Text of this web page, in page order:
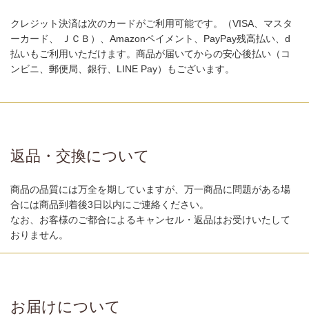
クレジット決済は次のカードがご利用可能です。（VISA、マスタ
ーカード、 ＪＣＢ）、Amazonペイメント、PayPay残高払い、d
払いもご利用いただけます。商品が届いてからの安心後払い（コ
ンビニ、郵便局、銀行、LINE Pay）もございます。
返品・交換について
商品の品質には万全を期していますが、万一商品に問題がある場
合には商品到着後3日以内にご連絡ください。
なお、お客様のご都合によるキャンセル・返品はお受けいたして
おりません。
お届けについて